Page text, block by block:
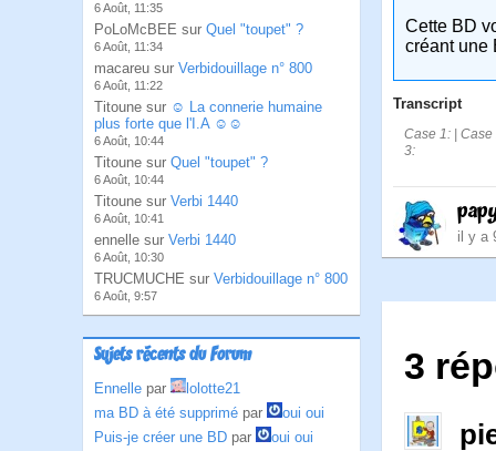
6 Août, 11:35
PoLoMcBEE sur Quel "toupet" ?
6 Août, 11:34
macareu sur Verbidouillage n° 800
6 Août, 11:22
Titoune sur ☺ La connerie humaine
plus forte que l'I.A ☺☺
6 Août, 10:44
Titoune sur Quel "toupet" ?
6 Août, 10:44
Titoune sur Verbi 1440
6 Août, 10:41
ennelle sur Verbi 1440
6 Août, 10:30
TRUCMUCHE sur Verbidouillage n° 800
6 Août, 9:57
Sujets récents du Forum
Ennelle par
lolotte21
ma BD à été supprimé par
oui oui
Puis-je créer une BD par
oui oui
Cette BD
créant une
Transcript
Case 1: |
3:
il y a
3